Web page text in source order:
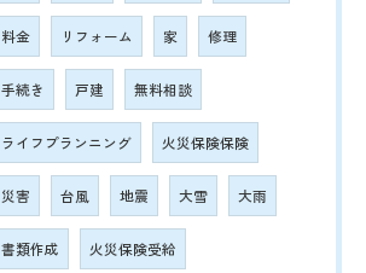
料金 リフォーム 家 修理
手続き 戸建 無料相談
ライフプランニング 火災保険保険
災害 台風 地震 大雪 大雨
書類作成 火災保険受給